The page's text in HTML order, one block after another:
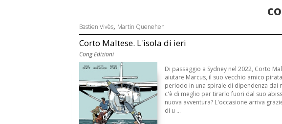
Bastien Vivès, Martin Quenehen
Corto Maltese. L'isola di ieri
Cong Edizioni
Di passaggio a Sydney nel 2022, Corto
aiutare Marcus, il suo vecchio amico
periodo in una spirale di dipendenza dai
c'è di meglio per tirarlo fuori dal suo
nuova avventura? L'occasione arriva
di u ...